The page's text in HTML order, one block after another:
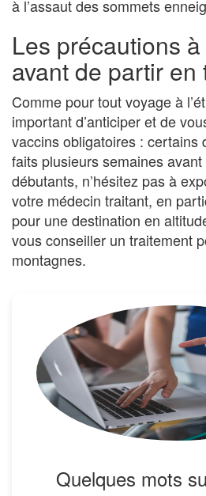
à l’assaut des sommets
Les précautions
avant de partir en
Comme pour tout voyage à
important d’anticiper et de
vaccins obligatoires : certains
faits plusieurs semaines
débutants, n’hésitez pas à
votre médecin traitant, en
pour une destination en
vous conseiller un traitement
montagnes.
Quelques mots